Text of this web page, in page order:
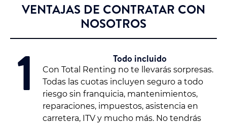
VENTAJAS DE CONTRATAR CON
NOSOTROS
1 Todo incluido
Con Total Renting no te llevarás sorpresas.
Todas las cuotas incluyen seguro a todo
riesgo sin franquicia, mantenimientos,
reparaciones, impuestos, asistencia en
carretera, ITV y mucho más. No tendrás